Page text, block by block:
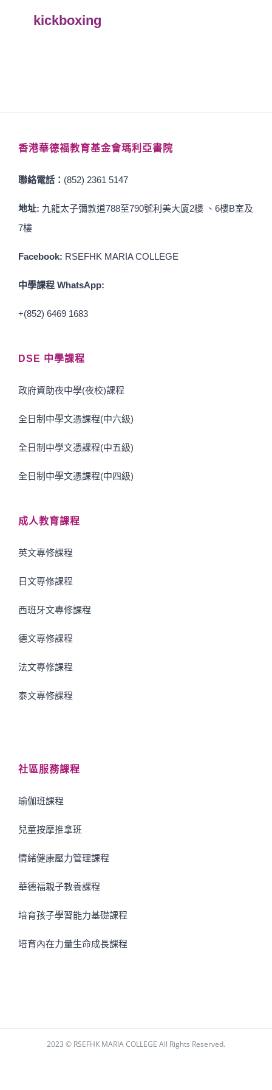
kickboxing
香港華德福教育基金會瑪利亞書院
聯絡電話： (852) 2361 5147
地址: 九龍太子彌敦道788至790號利美大廈2樓 、6樓B室及
7樓
Facebook: RSEFHK MARIA COLLEGE
中學課程 WhatsApp:
+(852) 6469 1683
DSE 中學課程
政府資助夜中學(夜校)課程
全日制中學文憑課程(中六級)
全日制中學文憑課程(中五級)
全日制中學文憑課程(中四級)
成人教育課程
英文專修課程
日文專修課程
西班牙文專修課程
德文專修課程
法文專修課程
泰文專修課程
社區服務課程
瑜伽班課程
兒童按摩推拿班
情緒健康壓力管理課程
華德福親子教養課程
培育孩子學習能力基礎課程
培育內在力量生命成長課程
2023 © RSEFHK MARIA COLLEGE All Rights Reserved.